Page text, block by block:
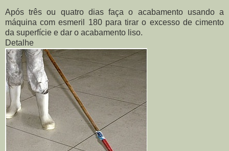
Após três ou quatro dias faça o acabamento usando a
máquina com esmeril 180 para tirar o excesso de cimento
da superfície e dar o acabamento liso.
Detalhe